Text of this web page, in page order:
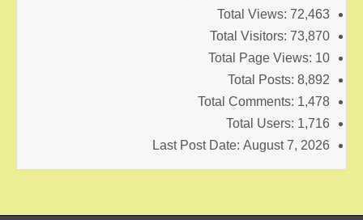
Total Views: 72,463
Total Visitors: 73,870
Total Page Views: 10
Total Posts: 8,892
Total Comments: 1,478
Total Users: 1,716
Last Post Date: August 7, 2026